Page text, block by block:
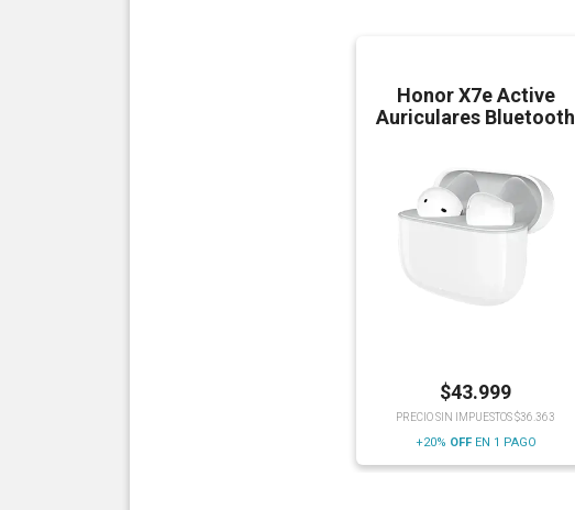
Honor X7e Active
Auriculares Bluetooth
$43.999
PRECIO SIN IMPUESTOS $36.363
+20% OFFEN 1 PAGO